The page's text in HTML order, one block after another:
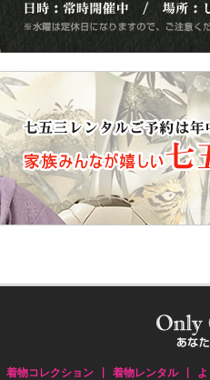
着物コレクション 着物レンタル|